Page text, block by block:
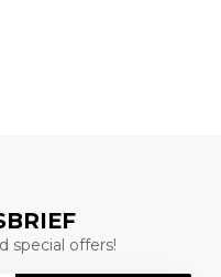
special offers!